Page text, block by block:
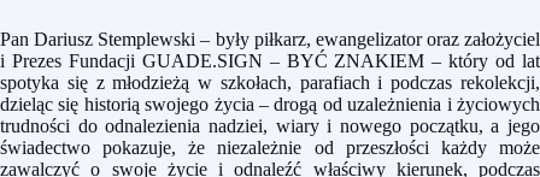
Pan Dariusz Stemplewski – były piłkarz, ewangelizator oraz założyciel
i Prezes Fundacji GUADE.SIGN – BYĆ ZNAKIEM – który od lat
spotyka się z młodzieżą w szkołach, parafiach i podczas rekolekcji,
dzieląc się historią swojego życia – drogą od uzależnienia i życiowych
trudności do odnalezienia nadziei, wiary i nowego początku, a jego
świadectwo pokazuje, że niezależnie od przeszłości każdy może
zawalczyć o swoje życie i odnaleźć właściwy kierunek, podczas